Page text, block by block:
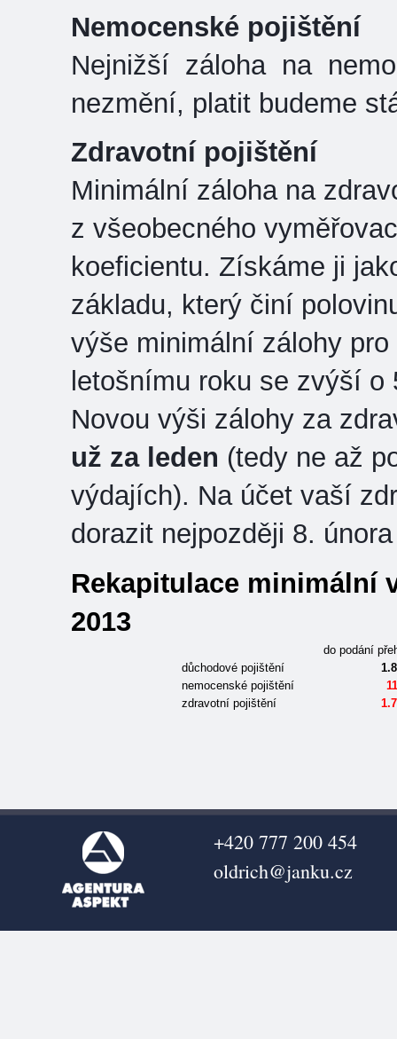
Nemocenské pojištění
Nejnižší záloha na
nezmění, platit budeme
Zdravotní pojištění
Minimální záloha na
z všeobecného
koeficientu. Získáme ji
základu, který činí
výše minimální zálohy
letošnímu roku se zvýší
Novou výši zálohy za
už za leden (tedy ne až
výdajích). Na účet vaší
dorazit nejpozději 8.
Rekapitulace minimální
2013
do podání
důchodové pojištění
nemocenské pojištění
zdravotní pojištění
+420 777 200 454
oldrich@janku.cz